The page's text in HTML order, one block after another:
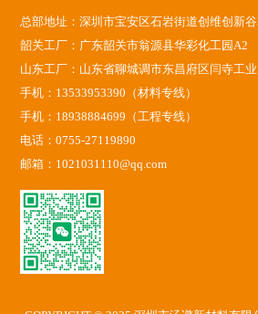
总部地址：深圳市宝安区石岩街道创维创新
韶关工厂：广东韶关市翁源县华彩化工园A2
山东工厂：山东省聊城调市东昌府区闫寺工
手机：13533953390（材料专线）
手机：18938884699（工程专线）
电话：0755-27119890
邮箱：1021031110@qq.com